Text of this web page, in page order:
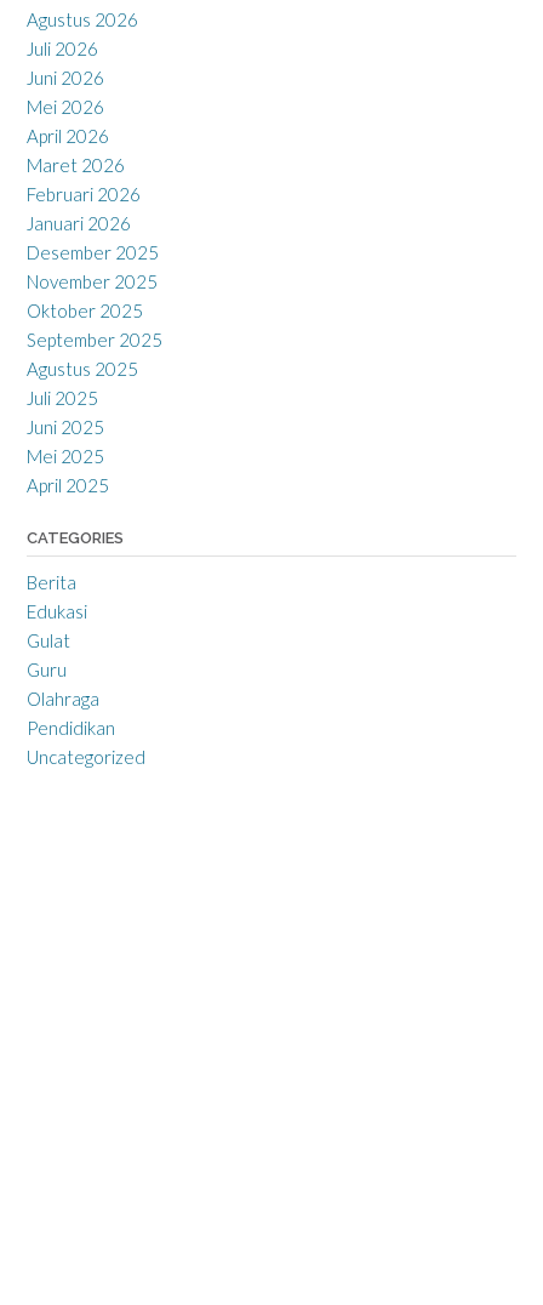
Agustus 2026
Juli 2026
Juni 2026
Mei 2026
April 2026
Maret 2026
Februari 2026
Januari 2026
Desember 2025
November 2025
Oktober 2025
September 2025
Agustus 2025
Juli 2025
Juni 2025
Mei 2025
April 2025
CATEGORIES
Berita
Edukasi
Gulat
Guru
Olahraga
Pendidikan
Uncategorized